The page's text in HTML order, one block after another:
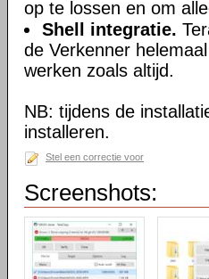
op te lossen en om
Shell integratie.
de Verkenner
werken zoals altijd.
NB: tijdens de
installeren.
Stel een correctie voor
Screenshots: